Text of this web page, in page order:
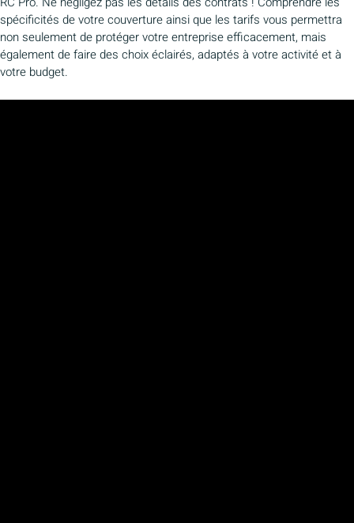
spécificités de votre couverture ainsi que les tarifs vous permettra
non seulement de protéger votre entreprise efficacement, mais
également de faire des choix éclairés, adaptés à votre activité et à
votre budget.